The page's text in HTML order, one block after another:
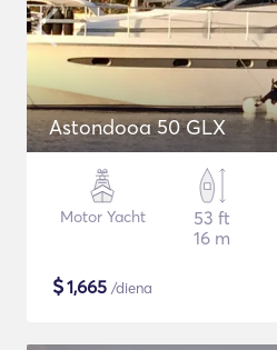
Astondooa 50 GLX
Motor Yacht
53 ft
16 m
$1,665 /diena